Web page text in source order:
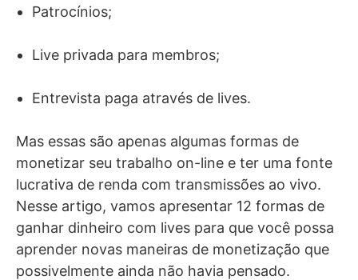
Patrocínios;
Live privada para membros;
Entrevista paga através de lives.
Mas essas são apenas algumas formas de
monetizar seu trabalho on-line e ter uma fonte
lucrativa de renda com transmissões ao vivo.
Nesse artigo, vamos apresentar 12 formas de
ganhar dinheiro com lives para que você possa
aprender novas maneiras de monetização que
possivelmente ainda não havia pensado.